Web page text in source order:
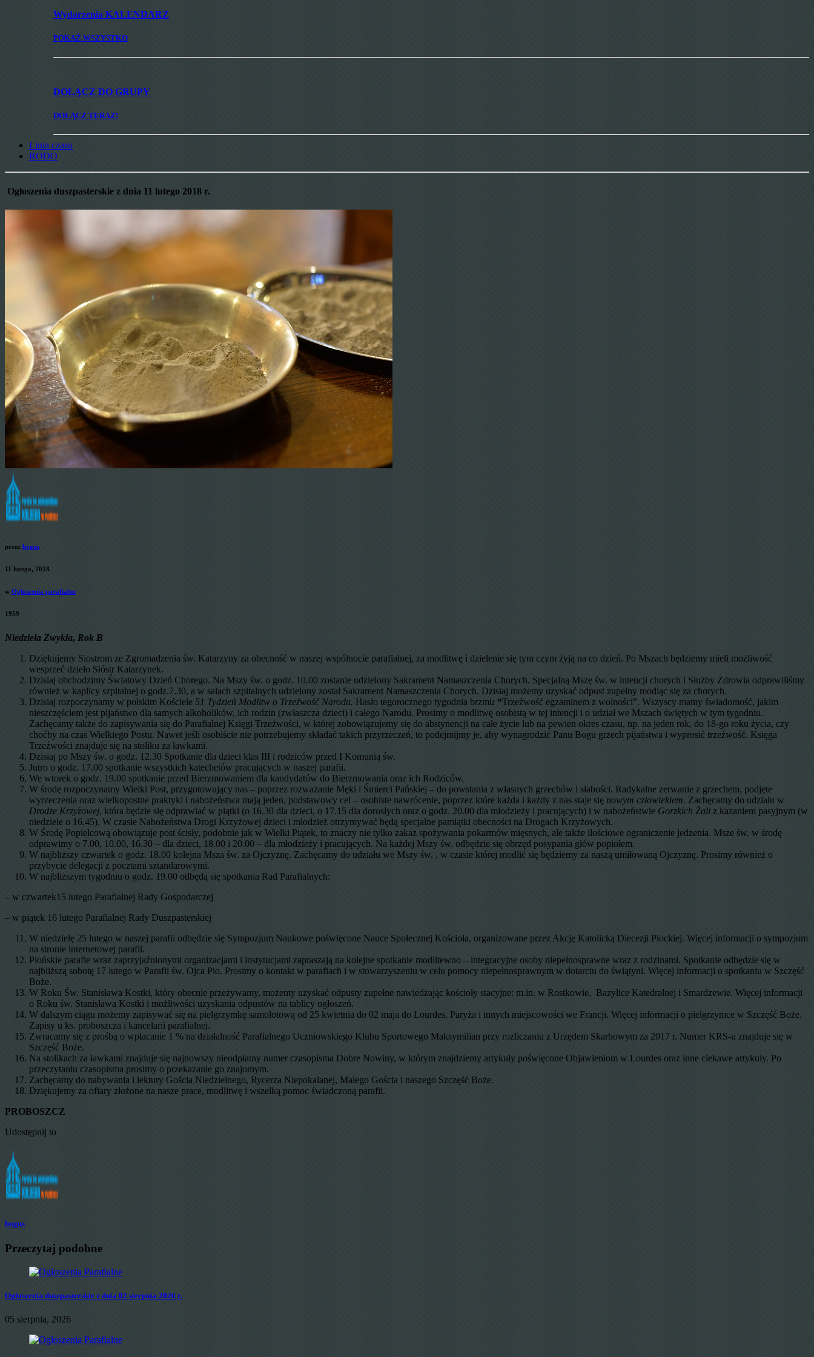
Wydarzenia KALENDARZ
POKAŻ WSZYSTKO
DOŁĄCZ DO GRUPY
DOŁĄCZ TERAZ!
Linia czasu
RODO
Ogłoszenia duszpasterskie z dnia 11 lutego 2018 r.
przez bogus
11 lutego, 2018
w Ogłoszenia parafialne
1959
Niedziela Zwykła, Rok B
Dziękujemy Siostrom ze Zgromadzenia św. Katarzyny za obecność w naszej wspólnocie parafialnej, za modlitwę i dzielenie się tym czym żyją na co dzień. Po Mszach będziemy mieli możliwość
wesprzeć dzieło Sióstr Katarzynek.
Dzisiaj obchodzimy Światowy Dzień Chorego. Na Mszy św. o godz. 10.00 zostanie udzielony Sakrament Namaszczenia Chorych. Specjalną Mszę św. w intencji chorych i Służby Zdrowia odprawiliśmy
również w kaplicy szpitalnej o godz.7.30, a w salach szpitalnych udzielony został Sakrament Namaszczenia Chorych. Dzisiaj możemy uzyskać odpust zupełny modląc się za chorych.
Dzisiaj rozpoczynamy w polskim Kościele 51 Tydzień Modlitw o Trzeźwość Narodu. Hasło tegorocznego tygodnia brzmi: “Trzeźwość egzaminem z wolności”. Wszyscy mamy świadomość, jakim
nieszczęściem jest pijaństwo dla samych alkoholików, ich rodzin (zwłaszcza dzieci) i całego Narodu. Prosimy o modlitwę osobistą w tej intencji i o udział we Mszach świętych w tym tygodniu.
Zachęcamy także do zapisywania się do Parafialnej Księgi Trzeźwości, w której zobowiązujemy się do abstynencji na całe życie lub na pewien okres czasu, np. na jeden rok, do 18-go roku życia, czy
choćby na czas Wielkiego Postu. Nawet jeśli osobiście nie potrzebujemy składać takich przyrzeczeń, to podejmijmy je, aby wynagrodzić Panu Bogu grzech pijaństwa i wyprosić trzeźwość. Księga
Trzeźwości znajduje się na stoliku za ławkami.
Dzisiaj po Mszy św. o godz. 12.30 Spotkanie dla dzieci klas III i rodziców przed I Komunią św.
Jutro o godz. 17.00 spotkanie wszystkich katechetów pracujących w naszej parafii.
We wtorek o godz. 19.00 spotkanie przed Bierzmowaniem dla kandydatów do Bierzmowania oraz ich Rodziców.
W środę rozpoczynamy Wielki Post, przygotowujący nas – poprzez rozważanie Męki i Śmierci Pańskiej – do powstania z własnych grzechów i słabości. Radykalne zerwanie z grzechem, podjęte
wyrzeczenia oraz wielkopostne praktyki i nabożeństwa mają jeden, podstawowy cel – osobiste nawrócenie, poprzez które każda i każdy z nas staje się nowym człowiekiem. Zachęcamy do udziału w
Drodze Krzyżowej, która będzie się odprawiać w piątki (o 16.30 dla dzieci, o 17.15 dla dorosłych oraz o godz. 20.00 dla młodzieży i pracujących) i w nabożeństwie Gorzkich Żali z kazaniem pasyjnym (w
niedziele o 16.45). W czasie Nabożeństwa Drogi Krzyżowej dzieci i młodzież otrzymywać będą specjalne pamiątki obecności na Drogach Krzyżowych.
W Środę Popielcową obowiązuje post ścisły, podobnie jak w Wielki Piątek, to znaczy nie tylko zakaz spożywania pokarmów mięsnych, ale także ilościowe ograniczenie jedzenia. Msze św. w środę
odprawimy o 7.00, 10.00, 16.30 – dla dzieci, 18.00 i 20.00 – dla młodzieży i pracujących. Na każdej Mszy św. odbędzie się obrzęd posypania głów popiołem.
W najbliższy czwartek o godz. 18.00 kolejna Msza św. za Ojczyznę. Zachęcamy do udziału we Mszy św. , w czasie której modlić się będziemy za naszą umiłowaną Ojczyznę. Prosimy również o
przybycie delegacji z pocztami sztandarowymi.
W najbliższym tygodniu o godz. 19.00 odbędą się spotkania Rad Parafialnych:
– w czwartek15 lutego Parafialnej Rady Gospodarczej
– w piątek 16 lutego Parafialnej Rady Duszpasterskiej
W niedzielę 25 lutego w naszej parafii odbędzie się Sympozjum Naukowe poświęcone Nauce Społecznej Kościoła, organizowane przez Akcję Katolicką Diecezji Płockiej. Więcej informacji o sympozjum
na stronie internetowej parafii.
Płońskie parafie wraz zaprzyjaźnionymi organizacjami i instytucjami zapraszają na kolejne spotkanie modlitewno – integracyjne osoby niepełnosprawne wraz z rodzinami. Spotkanie odbędzie się w
najbliższą sobotę 17 lutego w Parafii św. Ojca Pio. Prosimy o kontakt w parafiach i w stowarzyszeniu w celu pomocy niepełnosprawnym w dotarciu do świątyni. Więcej informacji o spotkaniu w Szczęść
Boże.
W Roku Św. Stanisława Kostki, który obecnie przeżywamy, możemy uzyskać odpusty zupełne nawiedzając kościoły stacyjne: m.in. w Rostkowie, Bazylice Katedralnej i Smardzewie. Więcej informacji
o Roku św. Stanisława Kostki i możliwości uzyskania odpustów na tablicy ogłoszeń.
W dalszym ciągu możemy zapisywać się na pielgrzymkę samolotową od 25 kwietnia do 02 maja do Lourdes, Paryża i innych miejscowości we Francji. Więcej informacji o pielgrzymce w Szczęść Boże.
Zapisy u ks. proboszcza i kancelarii parafialnej.
Zwracamy się z prośbą o wpłacanie 1 % na działalność Parafialnego Uczniowskiego Klubu Sportowego Maksymilian przy rozliczaniu z Urzędem Skarbowym za 2017 r. Numer KRS-u znajduje się w
Szczęść Boże.
Na stolikach za ławkami znajduje się najnowszy nieodpłatny numer czasopisma Dobre Nowiny, w którym znajdziemy artykuły poświęcone Objawieniom w Lourdes oraz inne ciekawe artykuły. Po
przeczytaniu czasopisma prosimy o przekazanie go znajomym.
Zachęcamy do nabywania i lektury Gościa Niedzielnego, Rycerza Niepokalanej, Małego Gościa i naszego Szczęść Boże.
Dziękujemy za ofiary złożone na nasze prace, modlitwę i wszelką pomoc świadczoną parafii.
PROBOSZCZ
Udostępnij to
bogus
Przeczytaj podobne
Ogłoszenia duszpasterskie z dnia 02 sierpnia 2026 r.
05 sierpnia, 2026